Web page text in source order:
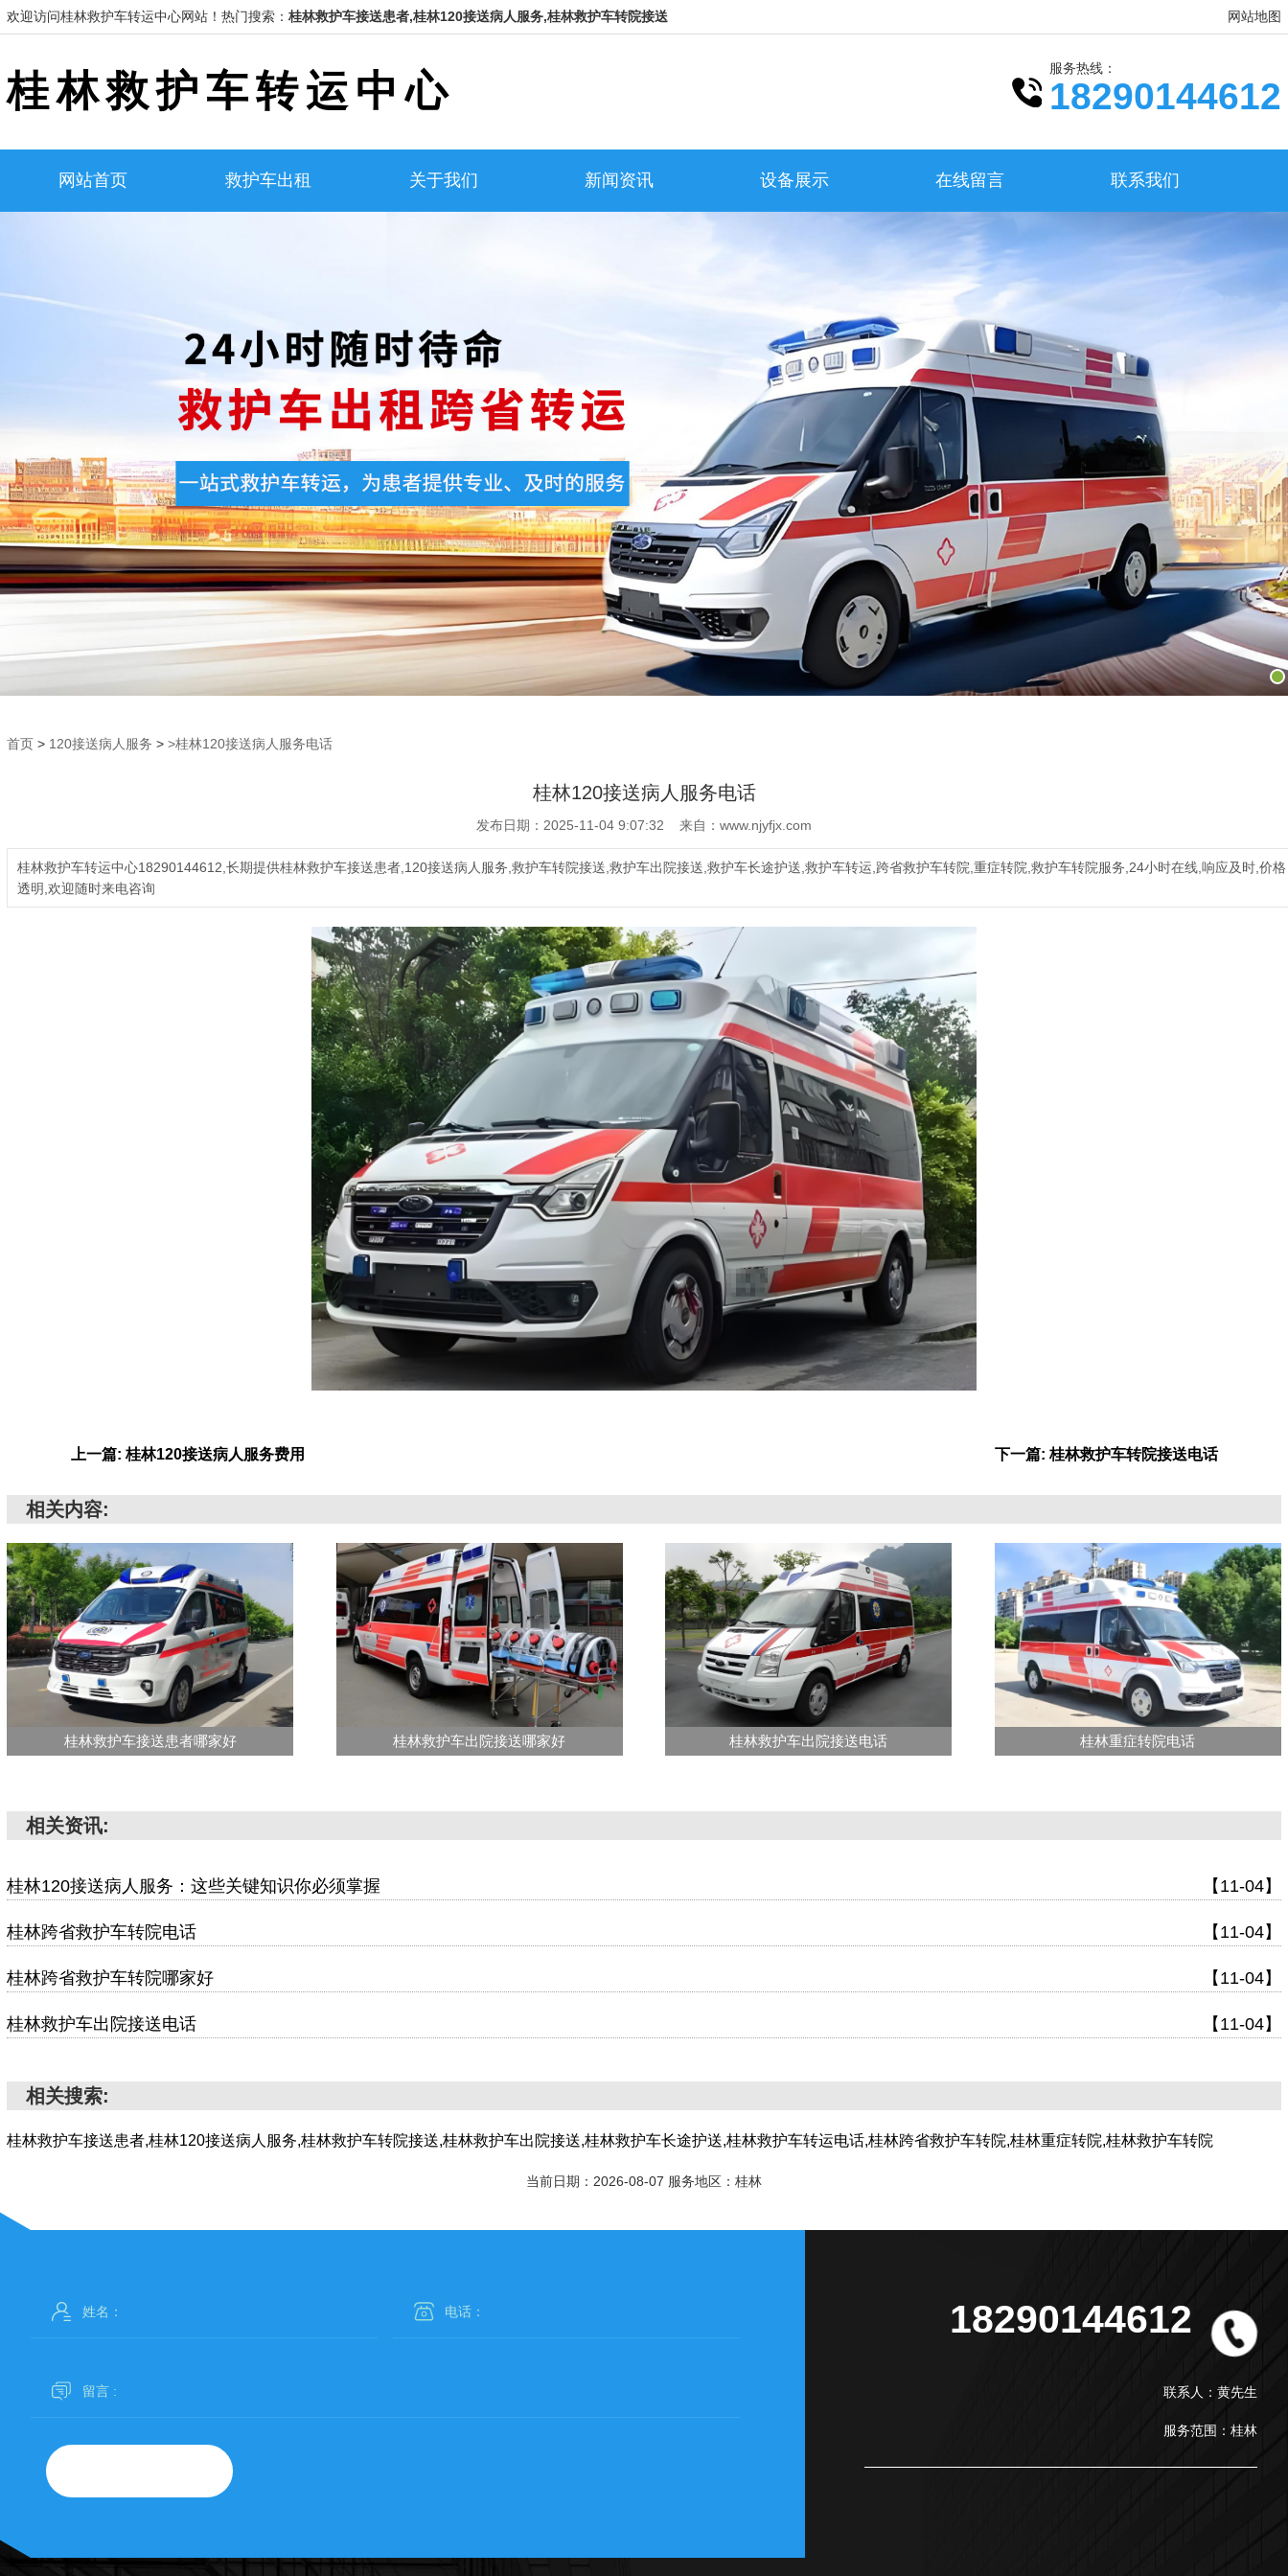
欢迎访问桂林救护车转运中心网站！ 热门搜索： 桂林救护车接送患者,桂林120接送病人服务,桂林救护车转院接送 网站地图
桂林救护车转运中心 服务热线：
18290144612
网站首页 救护车出租 关于我们 新闻资讯 设备展示 在线留言 联系我们
首页 > 120接送病人服务 > >桂林120接送病人服务电话
桂林120接送病人服务电话
发布日期：2025-11-04 9:07:32 来自：www.njyfjx.com
桂林救护车转运中心18290144612,长期提供桂林救护车接送患者,120接送病人服务,救护车转院接送,救护车出院接送,救护车长途护送,救护车转运,跨省救护车转院,重症转院,救护车转院服务,24小时在线,响应及时,价格
透明,欢迎随时来电咨询
上一篇: 桂林120接送病人服务费用 下一篇: 桂林救护车转院接送电话
相关内容:
桂林救护车接送患者哪家好 桂林救护车出院接送哪家好 桂林救护车出院接送电话 桂林重症转院电话
相关资讯:
桂林120接送病人服务：这些关键知识你必须掌握 【11-04】
桂林跨省救护车转院电话 【11-04】
桂林跨省救护车转院哪家好 【11-04】
桂林救护车出院接送电话 【11-04】
相关搜索:
桂林救护车接送患者,桂林120接送病人服务,桂林救护车转院接送,桂林救护车出院接送,桂林救护车长途护送,桂林救护车转运电话,桂林跨省救护车转院,桂林重症转院,桂林救护车转院
当前日期：2026-08-07 服务地区：桂林
18290144612
联系人：黄先生
服务范围：桂林